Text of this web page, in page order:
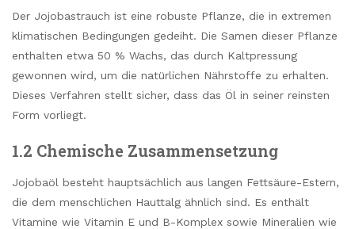
Der Jojobastrauch ist eine robuste Pflanze, die in extremen
klimatischen Bedingungen gedeiht. Die Samen dieser Pflanze
enthalten etwa 50 % Wachs, das durch Kaltpressung
gewonnen wird, um die natürlichen Nährstoffe zu erhalten.
Dieses Verfahren stellt sicher, dass das Öl in seiner reinsten
Form vorliegt.
1.2 Chemische Zusammensetzung
Jojobaöl besteht hauptsächlich aus langen Fettsäure-Estern,
die dem menschlichen Hauttalg ähnlich sind. Es enthält
Vitamine wie Vitamin E und B-Komplex sowie Mineralien wie